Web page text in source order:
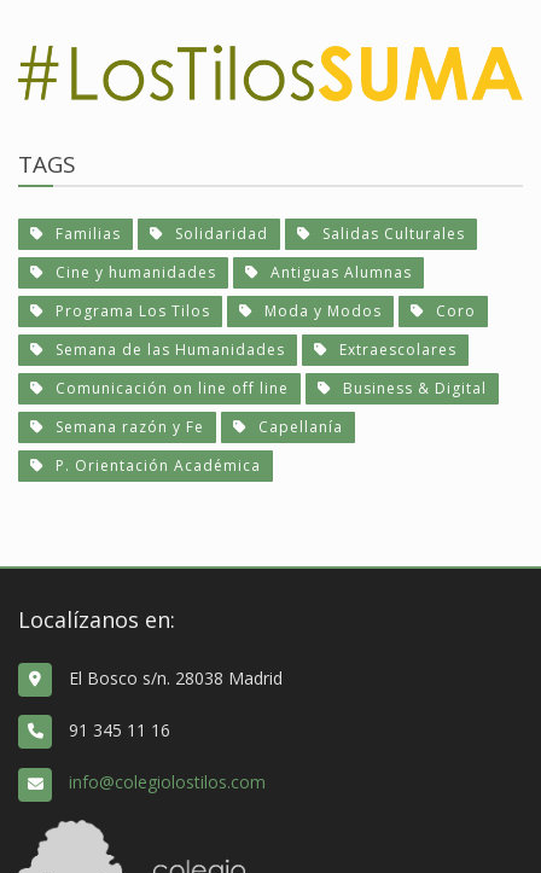
TAGS
Familias Solidaridad
Salidas Culturales
Cine y humanidades
Antiguas Alumnas
Programa Los Tilos
Moda y Modos
Coro
Semana de las Humanidades
Extraescolares
Comunicación on line off line
Business & Digital
Semana razón y Fe
Capellanía
P. Orientación Académica
Localízanos en:
El Bosco s/n. 28038 Madrid
91 345 11 16
info@colegiolostilos.com